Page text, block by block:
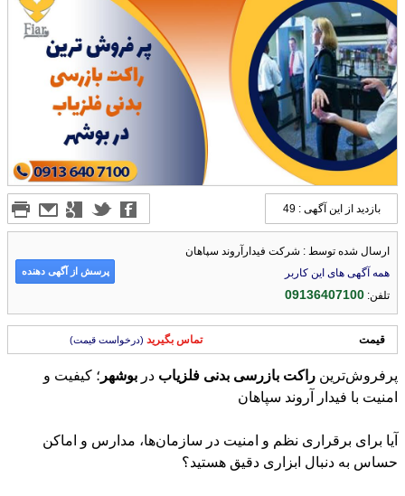
بازدید از این آگهی : 49
ارسال شده توسط : شرکت فیدارآروند سپاهان
همه آگهی های این کاربر
تلفن:09136407100
پرسش از آگهی دهنده
قیمت تماس بگیرید (درخواست قیمت)
پرفروش‌ترین راکت بازرسی بدنی فلزیاب در بوشهر ؛ کیفیت و
امنیت با فیدار آروند سپاهان
آیا برای برقراری نظم و امنیت در سازمان‌ها، مدارس و اماکن
حساس به دنبال ابزاری دقیق هستید؟